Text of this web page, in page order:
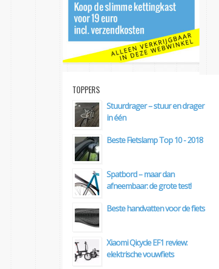
TOPPERS
Stuurdrager – stuur en drager
in één
Beste Fietslamp Top 10 - 2018
Spatbord – maar dan
afneembaar: de grote test!
Beste handvatten voor de fiets
Xiaomi Qicycle EF1 review:
elektrische vouwfiets